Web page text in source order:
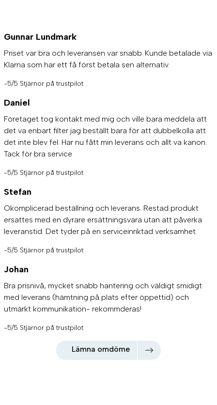
Gunnar Lundmark
Priset var bra och leveransen var snabb. Kunde betalade via
Klarna som har ett få först betala sen alternativ.
-5/5 Stjärnor på trustpilot
Daniel
Företaget tog kontakt med mig och ville bara meddela att
det va enbart filter jag beställt bara för att dubbelkolla att
det inte blev fel. Har nu fått min leverans och allt va kanon.
Tack för bra service
-5/5 Stjärnor på trustpilot
Stefan
Okomplicerad beställning och leverans. Restad produkt
ersattes med en dyrare ersättningsvara utan att påverka
leveranstid. Det tyder på en serviceinriktad verksamhet.
-5/5 Stjärnor på trustpilot
Johan
Bra prisnivå, mycket snabb hantering och väldigt smidigt
med leverans (hämtning på plats efter öppettid) och
utmärkt kommunikation- rekommderas!
-5/5 Stjärnor på trustpilot
Lämna omdöme